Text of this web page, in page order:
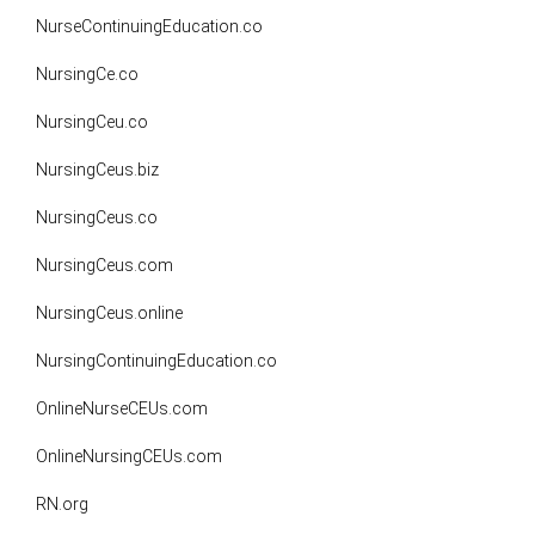
NurseContinuingEducation.co
NursingCe.co
NursingCeu.co
NursingCeus.biz
NursingCeus.co
NursingCeus.com
NursingCeus.online
NursingContinuingEducation.co
OnlineNurseCEUs.com
OnlineNursingCEUs.com
RN.org